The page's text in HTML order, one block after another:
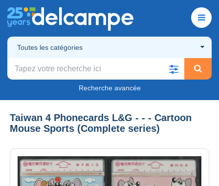
Toutes les catégories
Recherche avancée
Taiwan 4 Phonecards L&G - - - Cartoon
Mouse Sports (Complete series)